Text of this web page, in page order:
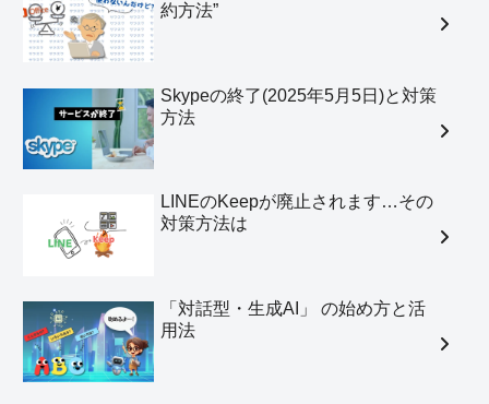
約方法”
Skypeの終了(2025年5月5日)と対策
方法
LINEのKeepが廃止されます…その
対策方法は
「対話型・生成AI」 の始め方と活
用法